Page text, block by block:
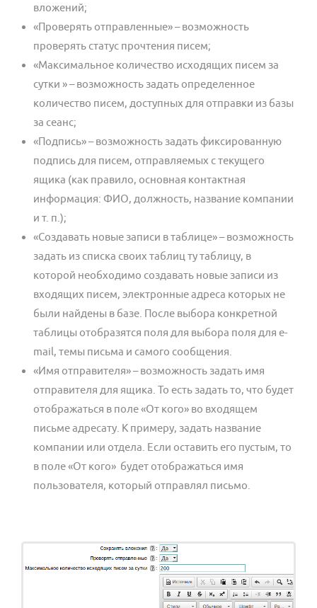
вложений;
«Проверять отправленные» – возможность
проверять статус прочтения писем;
«Максимальное количество исходящих писем за
сутки » – возможность задать определенное
количество писем, доступных для отправки из базы
за сеанс;
«Подпись» – возможность задать фиксированную
подпись для писем, отправляемых с текущего
ящика (как правило, основная контактная
информация: ФИО, должность, название компании
и т. п.);
«Создавать новые записи в таблице» – возможность
задать из списка своих таблиц ту таблицу, в
которой необходимо создавать новые записи из
входящих писем, электронные адреса которых не
были найдены в базе. После выбора конкретной
таблицы отобразятся поля для выбора поля для e-
mail, темы письма и самого сообщения.
«Имя отправителя» – возможность задать имя
отправителя для ящика. То есть задать то, что будет
отображаться в поле «От кого» во входящем
письме адресату. К примеру, задать название
компании или отдела. Если оставить его пустым, то
в поле «От кого» будет отображаться имя
пользователя, который отправлял письмо.